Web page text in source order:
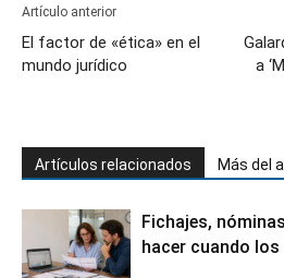
Artículo anterior
El factor de «ética» en el
mundo jurídico
a
Artículos relacionados Más del
Fichajes,
hacer cuando